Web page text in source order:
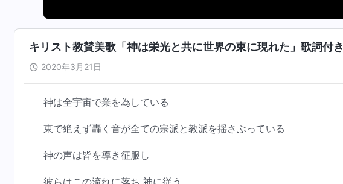
キリスト教賛美歌「神は栄光と共に世界の東に現れた」歌詞付き
2020年3月21日
神は全宇宙で業を為している
東で絶えず轟く音が全ての宗派と教派を揺さぶっている
神の声は皆を導き征服し
彼らはこの流れに落ち 神に従う